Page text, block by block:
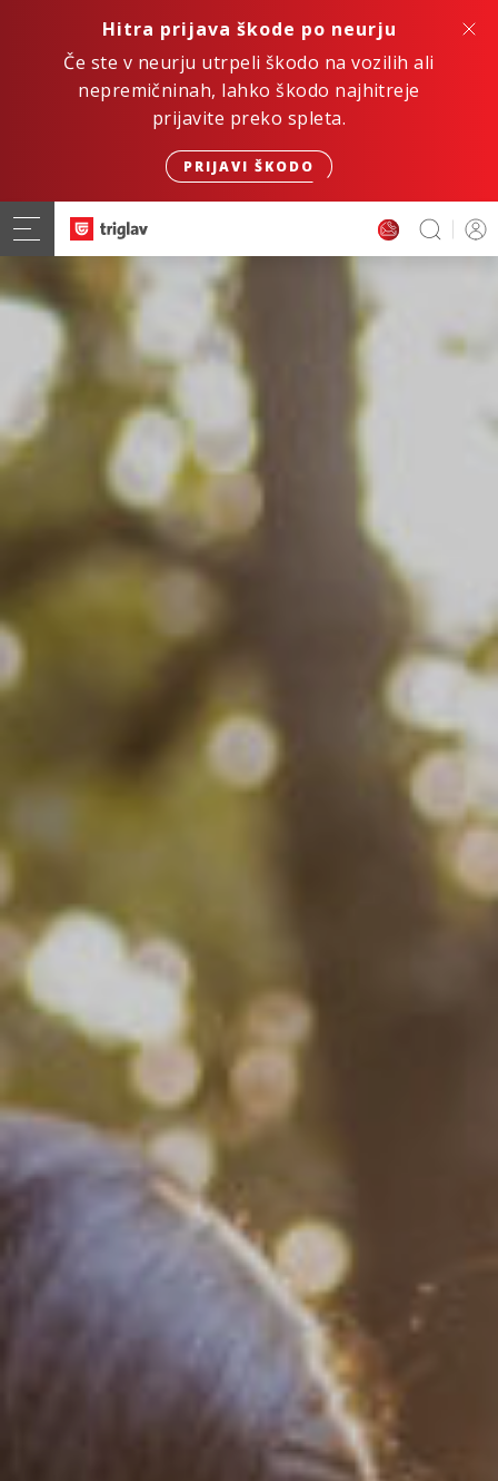
Hitra prijava škode po neurju
Če ste v neurju utrpeli škodo na vozilih ali
nepremičninah, lahko škodo najhitreje
prijavite preko spleta.
PRIJAVI ŠKODO